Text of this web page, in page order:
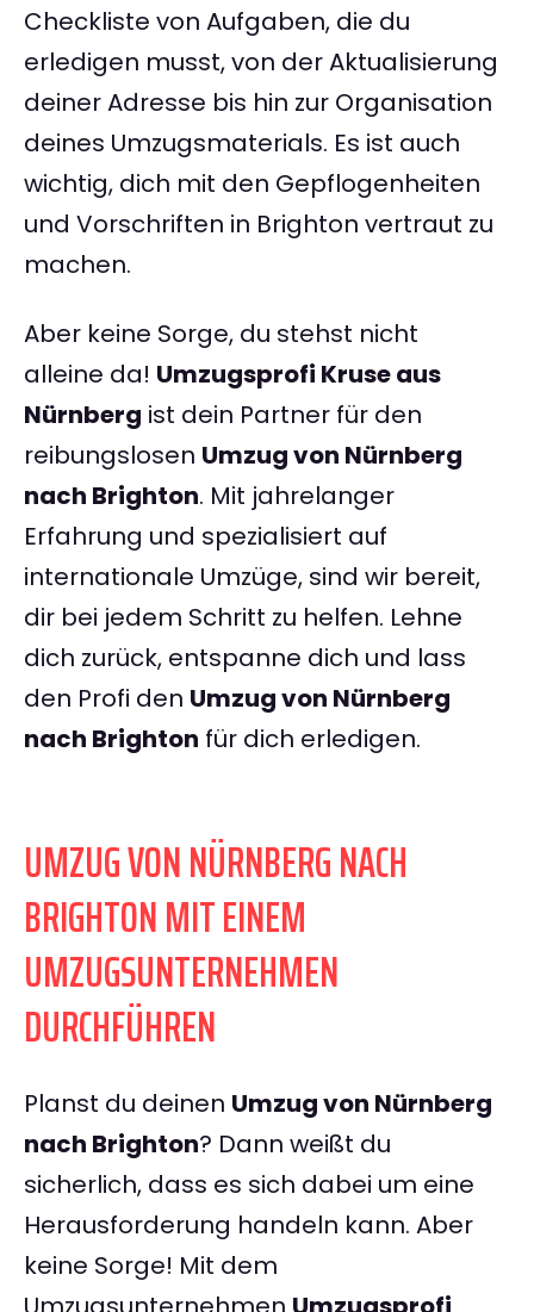
Checkliste von Aufgaben, die du
erledigen musst, von der Aktualisierung
deiner Adresse bis hin zur Organisation
deines Umzugsmaterials. Es ist auch
wichtig, dich mit den Gepflogenheiten
und Vorschriften in Brighton vertraut zu
machen.
Aber keine Sorge, du stehst nicht
alleine da! Umzugsprofi Kruse aus
Nürnberg ist dein Partner für den
reibungslosen Umzug von Nürnberg
nach Brighton. Mit jahrelanger
Erfahrung und spezialisiert auf
internationale Umzüge, sind wir bereit,
dir bei jedem Schritt zu helfen. Lehne
dich zurück, entspanne dich und lass
den Profi den Umzug von Nürnberg
nach Brighton für dich erledigen.
UMZUG VON NÜRNBERG NACH
BRIGHTON MIT EINEM
UMZUGSUNTERNEHMEN
DURCHFÜHREN
Planst du deinen Umzug von Nürnberg
nach Brighton? Dann weißt du
sicherlich, dass es sich dabei um eine
Herausforderung handeln kann. Aber
keine Sorge! Mit dem